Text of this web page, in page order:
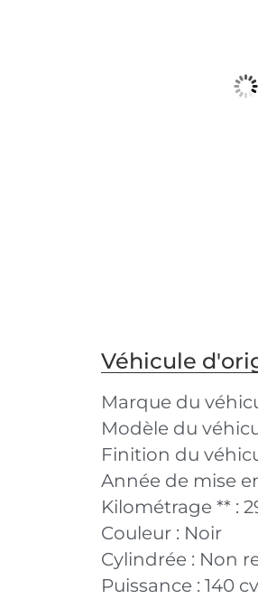
Véhicule
Marque du
Modèle du
Finition du
Année de mise
Kilométrage ** :
Couleur : Noir
Cylindrée : Non
Puissance : 140 cv